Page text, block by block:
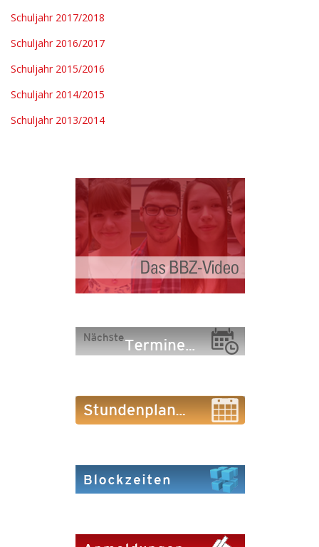
Schuljahr 2017/2018
Schuljahr 2016/2017
Schuljahr 2015/2016
Schuljahr 2014/2015
Schuljahr 2013/2014